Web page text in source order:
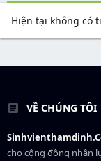
Hiện tại không có
VỀ CHÚNG TÔI
cho cộng đồng nhân